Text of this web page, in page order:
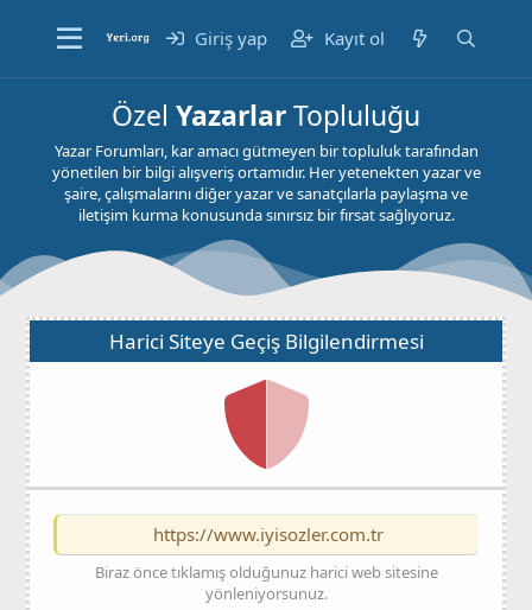
Giriş yap Kayıt ol
Özel YazarlarTopluluğu
Yazar Forumları, kar amacı gütmeyen bir topluluk tarafından
yönetilen bir bilgi alışveriş ortamıdır. Her yetenekten yazar ve
şaire, çalışmalarını diğer yazar ve sanatçılarla paylaşma ve
iletişim kurma konusunda sınırsız bir fırsat sağlıyoruz.
Harici Siteye Geçiş Bilgilendirmesi
https://www.iyisozler.com.tr
Biraz önce tıklamış olduğunuz harici web sitesine
yönleniyorsunuz.